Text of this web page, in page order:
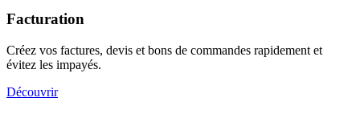
Facturation
Créez vos factures, devis et bons de commandes rapidement et
évitez les impayés.
Découvrir